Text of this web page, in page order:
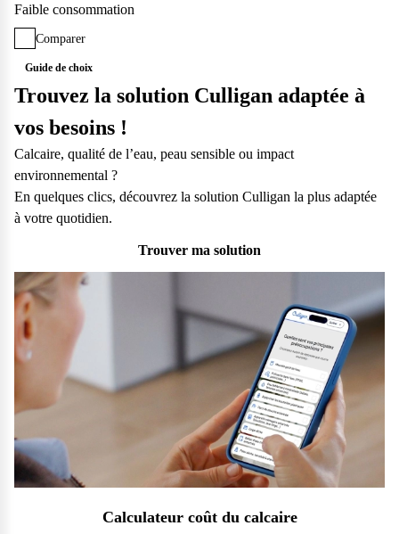
Faible consommation
Comparer
Ajouter un produit à comparer
Ajouter un produit à comparer
Comparer les produits
Guide de choix
Trouvez la solution Culligan adaptée à
vos besoins !
Calcaire, qualité de l’eau, peau sensible ou impact
environnemental ?
En quelques clics, découvrez la solution Culligan la plus adaptée
à votre quotidien.
Trouver ma solution
Calculateur coût du calcaire